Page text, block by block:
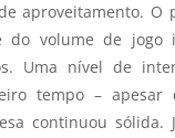
aproveitamento. O
do volume de jogo
Uma nível de
tempo – apesar
continuou sólida.